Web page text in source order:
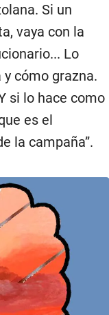
Si un
vaya con la
Lo
cómo grazna.
si lo hace como
es el
la campaña”.